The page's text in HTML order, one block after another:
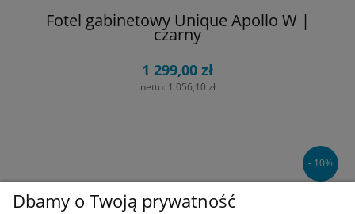
Fotel gabinetowy Unique Apollo W |
czarny
1 299,00 zł
netto: 1 056,10 zł
- 10%
Dbamy o Twoją prywatność